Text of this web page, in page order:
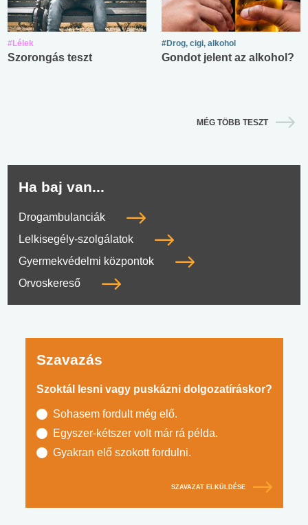
#Lélek
Szorongás teszt
#Drog, cigi, alkohol
Gondot jelent az alkohol?
MÉG TÖBB TESZT
Ha baj van...
Drogambulanciák
Lelkisegély-szolgálatok
Gyermekvédelmi központok
Orvoskereső
Szavazás
Szoktál lesni vagy puskázni dolgozatíráskor?
Sohasem fordult még elő.
Egyszer-kétszer volt már rá példa.
Gyakran elő szokott fordulni.
SZAVAZAT ELKÜLDÉSE